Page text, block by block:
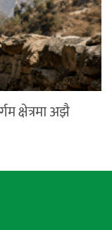
क्षेत्रमा अझै